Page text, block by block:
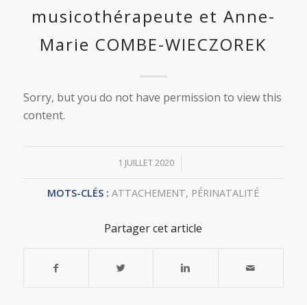
musicothérapeute et Anne-
Marie COMBE-WIECZOREK
Sorry, but you do not have permission to view this
content.
1 JUILLET 2020
/
MOTS-CLÉS : ATTACHEMENT, PÉRINATALITÉ
Partager cet article